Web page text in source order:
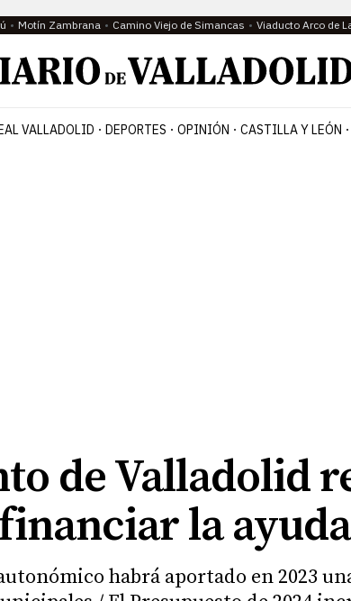
Motín Zambrana Camino Viejo de Simancas Viaducto Arco de
VALLADOLID DEPORTES OPINIÓN CASTILLA Y LEÓN
de Valladolid
la
habrá aportado en 2023